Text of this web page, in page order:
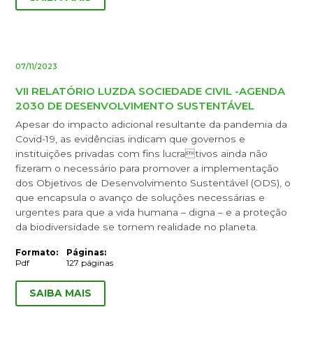
07/11/2023
VII RELATÓRIO LUZDA SOCIEDADE CIVIL -AGENDA
2030 DE DESENVOLVIMENTO SUSTENTÁVEL
Apesar do impacto adicional resultante da pandemia da
Covid-19, as evidências indicam que governos e
instituições privadas com fins lucrativos ainda não
fizeram o necessário para promover a implementação
dos Objetivos de Desenvolvimento Sustentável (ODS), o
que encapsula o avanço de soluções necessárias e
urgentes para que a vida humana – digna – e a proteção
da biodiversidade se tornem realidade no planeta.
Formato:
Pdf
Páginas:
127 páginas
SAIBA MAIS